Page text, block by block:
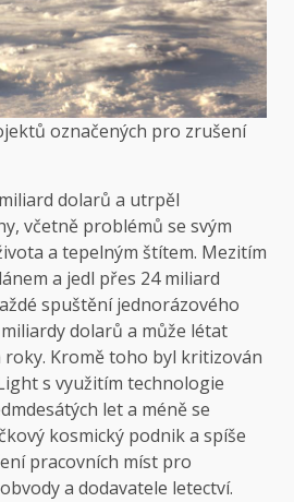
označených pro zrušení
dolarů a utrpěl
včetně problémů se svým
a tepelným štítem. Mezitím
a jedl přes 24 miliard
spuštění jednorázového
dolarů a může létat
roky. Kromě toho byl kritizován
s využitím technologie
let a méně se
kosmický podnik a spíše
pracovních míst pro
a dodavatele letectví.